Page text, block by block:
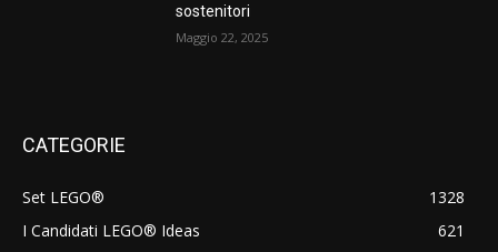
sostenitori
Maggio 22, 2025
CATEGORIE
Set LEGO®
1328
I Candidati LEGO® Ideas
621